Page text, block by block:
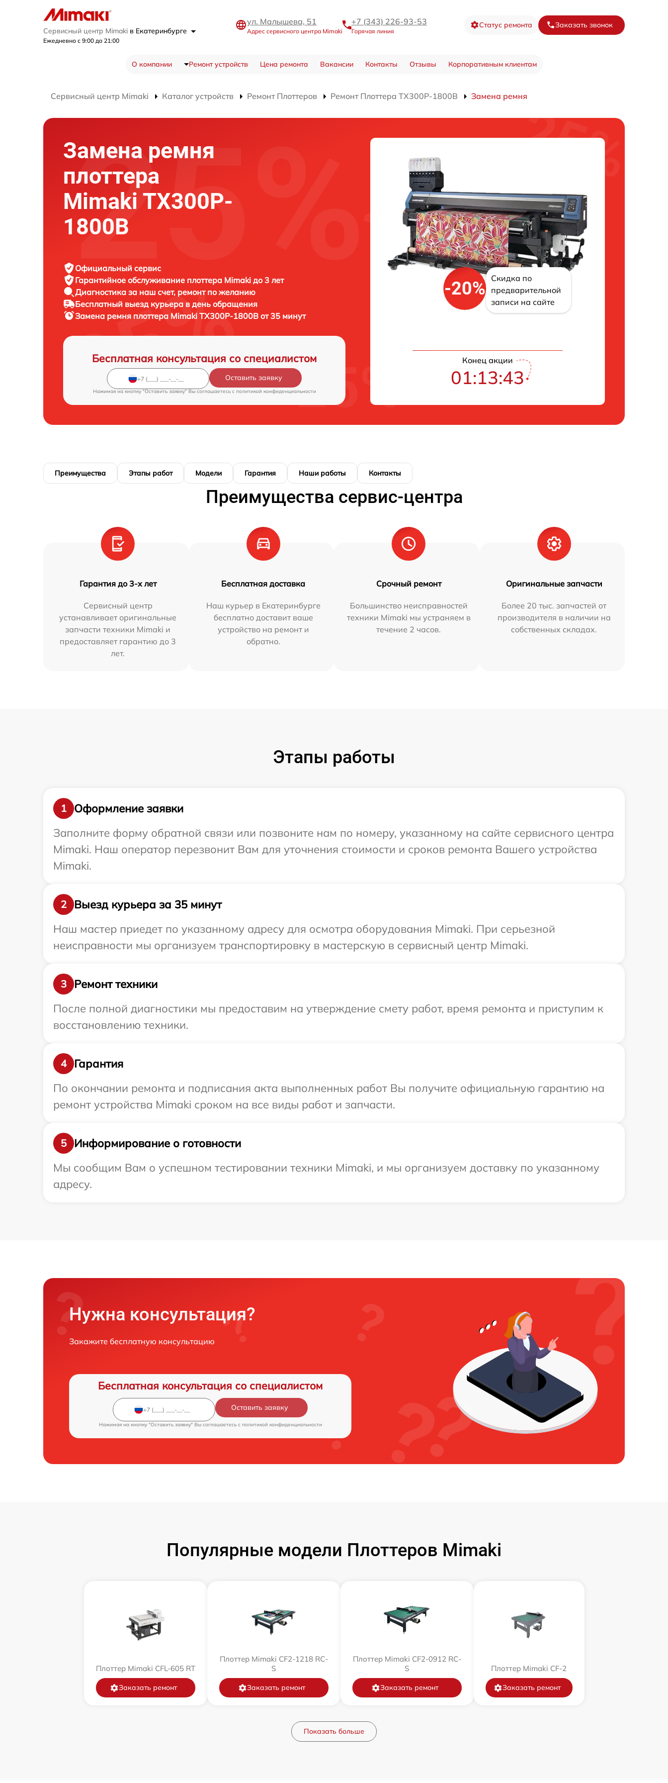
Сервисный центр Mimaki в Екатеринбурге
Ежедневно с 9:00 до 21:00
ул. Малышева, 51
Адрес сервисного центра Mimaki
+7 (343) 226-93-53
Горячая линия
Статус ремонта Заказать звонок
О компании Ремонт устройств Цена ремонта Вакансии Контакты Отзывы Корпоративным клиентам
Сервисный центр Mimaki Каталог устройств Ремонт Плоттеров Ремонт Плоттера TX300P-1800B Замена ремня
Замена ремня
плоттера
Mimaki TX300P-
1800B
Официальный сервис
Гарантийное обслуживание плоттера Mimaki до 3 лет
Диагностика за наш счет, ремонт по желанию
Бесплатный выезд курьера в день обращения
Замена ремня плоттера Mimaki TX300P-1800B от 35 минут
Бесплатная консультация со специалистом
Оставить заявку
Нажимая на кнопку "Оставить заявку" Вы соглашаетесь c политикой конфиденциальности
-20%
Скидка по
предварительной
записи на сайте
Конец акции
01:13:42
Преимущества Этапы работ Модели Гарантия Наши работы Контакты
Преимущества сервис-центра
Гарантия до 3-х лет
Сервисный центр
устанавливает оригинальные
запчасти техники Mimaki и
предоставляет гарантию до 3
лет.
Бесплатная доставка
Наш курьер в Екатеринбурге
бесплатно доставит ваше
устройство на ремонт и
обратно.
Срочный ремонт
Большинство неисправностей
техники Mimaki мы устраняем в
течение 2 часов.
Оригинальные запчасти
Более 20 тыс. запчастей от
производителя в наличии на
собственных складах.
Этапы работы
1
Оформление заявки
Заполните форму обратной связи или позвоните нам по номеру, указанному на сайте сервисного центра
Mimaki. Наш оператор перезвонит Вам для уточнения стоимости и сроков ремонта Вашего устройства
Mimaki.
2
Выезд курьера за 35 минут
Наш мастер приедет по указанному адресу для осмотра оборудования Mimaki. При серьезной
неисправности мы организуем транспортировку в мастерскую в сервисный центр Mimaki.
3
Ремонт техники
После полной диагностики мы предоставим на утверждение смету работ, время ремонта и приступим к
восстановлению техники.
4
Гарантия
По окончании ремонта и подписания акта выполненных работ Вы получите официальную гарантию на
ремонт устройства Mimaki сроком на все виды работ и запчасти.
5
Информирование о готовности
Мы сообщим Вам о успешном тестировании техники Mimaki, и мы организуем доставку по указанному
адресу.
Нужна консультация?
Закажите бесплатную консультацию
Бесплатная консультация со специалистом
Оставить заявку
Нажимая на кнопку "Оставить заявку" Вы соглашаетесь c политикой конфиденциальности
Популярные модели Плоттеров Mimaki
Плоттер Mimaki CFL-605 RT
Заказать ремонт
Плоттер Mimaki CF2-1218 RC-
S
Заказать ремонт
Плоттер Mimaki CF2-0912 RC-
S
Заказать ремонт
Плоттер Mimaki CF-2
Заказать ремонт
Показать больше